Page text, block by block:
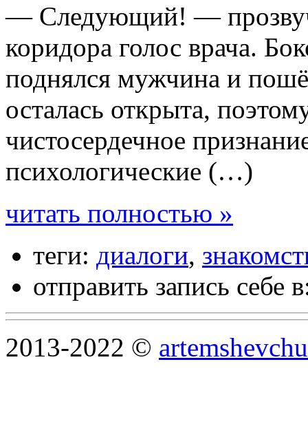
— Следующий! —
коридора голос врача.
поднялся мужчина и
осталась открыта,
чистосердечное
психологические (…)
читать полностью »
теги: диалоги,
отправить запись себе
2013-2022 ©